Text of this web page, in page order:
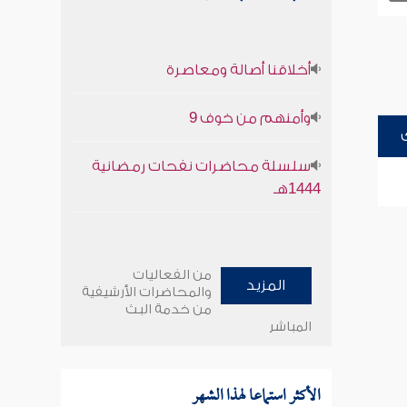
أخلاقنا أصالة ومعاصرة
وأمنهم من خوف 9
سلسلة محاضرات نفحات رمضانية
1444هـ
المزيد
من الفعاليات
والمحاضرات الأرشيفية
من خدمة البث
المباشر
الأكثر استماعا لهذا الشهر